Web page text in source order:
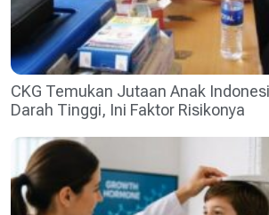
CKG Temukan Jutaan Anak
Darah Tinggi, Ini Faktor Risikonya